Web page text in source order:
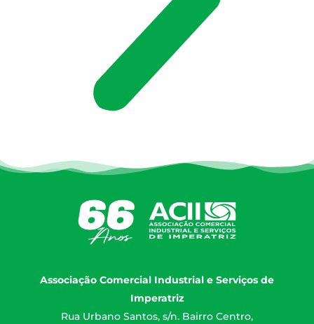
Associação Comercial Industrial e Serviços de
Imperatriz
Rua Urbano Santos, s/n. Bairro Centro,